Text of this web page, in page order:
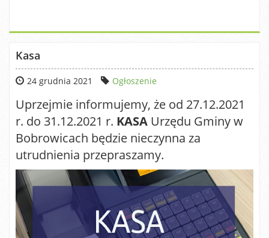
Kasa
24 grudnia 2021 Ogłoszenie
Uprzejmie informujemy, że od 27.12.2021
r. do 31.12.2021 r. KASA Urzędu Gminy w
Bobrowicach będzie nieczynna za
utrudnienia przepraszamy.